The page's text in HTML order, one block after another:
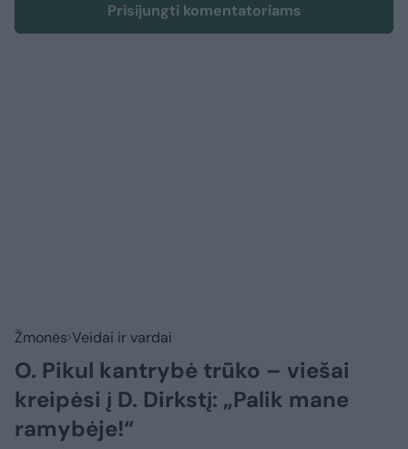
Prisijungti komentatoriams
Žmonės Veidai ir vardai
O. Pikul kantrybė trūko – viešai
kreipėsi į D. Dirkstį: „Palik mane
ramybėje!“